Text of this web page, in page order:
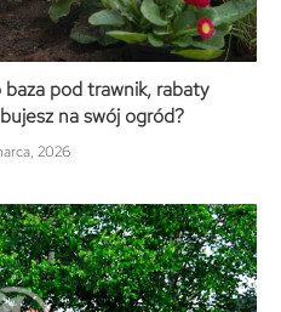
pod trawnik, rabaty
na swój ogród?
2026